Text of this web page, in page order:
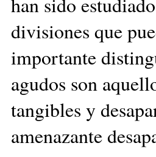
divisiones que
importante
agudos son
tangibles y
amenazante